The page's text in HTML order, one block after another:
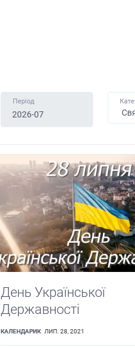
Період
День Української
Державності
КАЛЕНДАРИК ЛИП. 28, 2021